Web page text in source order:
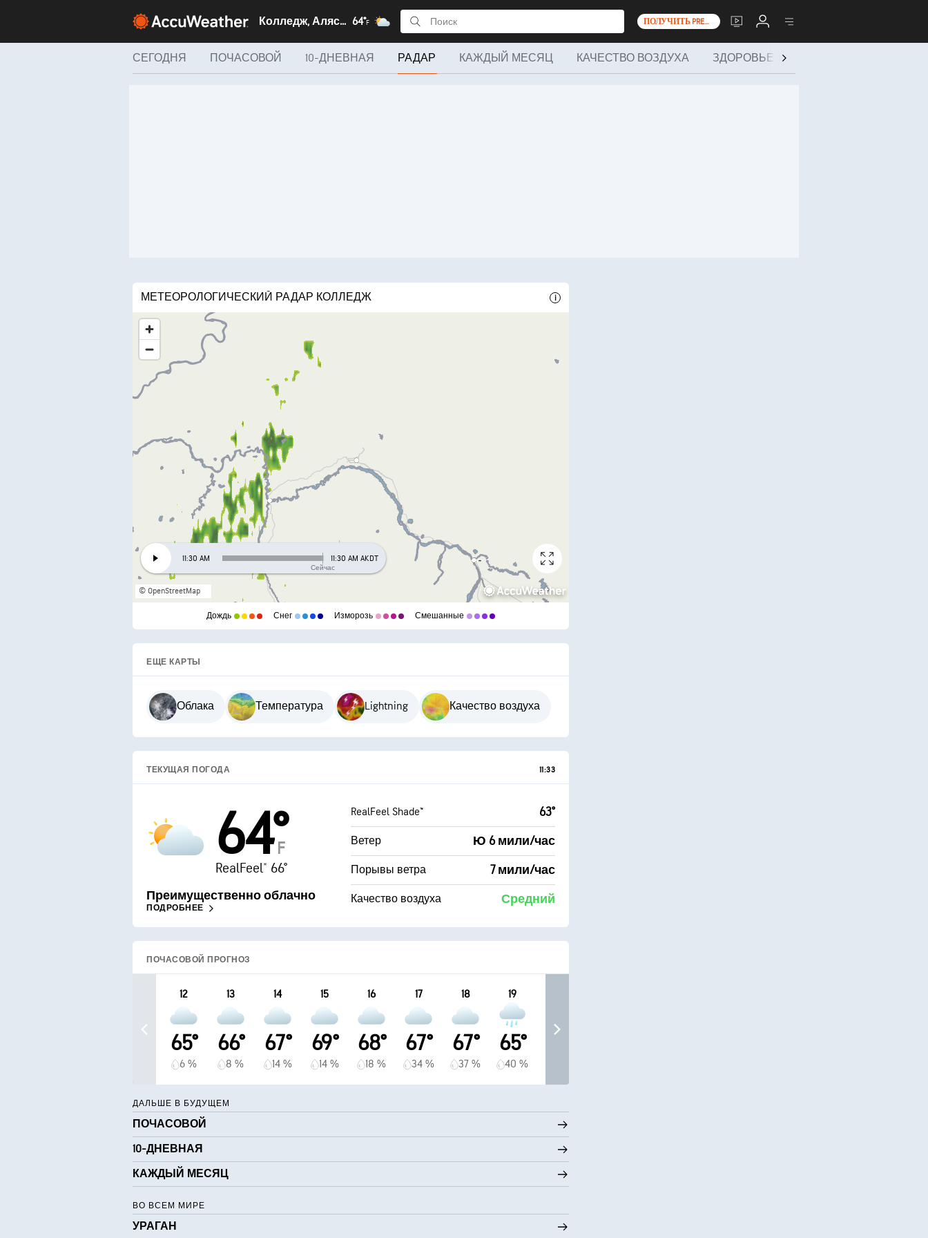
Колледж, Аляска 64°F ПОЛУЧИТЬ PREMIUM+
СЕГОДНЯ ПОЧАСОВОЙ 10-ДНЕВНАЯ РАДАР КАЖДЫЙ МЕСЯЦ КАЧЕСТВО ВОЗДУХА ЗДОРОВЬЕ И МЕРОПРИЯТИЯ
МЕТЕОРОЛОГИЧЕСКИЙ РАДАР КОЛЛЕДЖ
11:30 AM
Сейчас
11:30 AM AKDT
© OpenStreetMap
Дождь Снег Изморозь Смешанные
ЕЩЕ КАРТЫ
Облака Температура Lightning Качество воздуха
ТЕКУЩАЯ ПОГОДА 11:33
64°
F
RealFeel® 66°
Преимущественно облачно
ПОДРОБНЕЕ
RealFeel Shade™ 63°
Ветер Ю 6 мили/час
Порывы ветра 7 мили/час
Качество воздуха Средний
ПОЧАСОВОЙ ПРОГНОЗ
12
65°
6 %
13
66°
8 %
14
67°
14 %
15
69°
14 %
16
68°
18 %
17
67°
34 %
18
67°
37 %
19
65°
40 %
ДАЛЬШЕ В БУДУЩЕМ
ПОЧАСОВОЙ
10-ДНЕВНАЯ
КАЖДЫЙ МЕСЯЦ
ВО ВСЕМ МИРЕ
УРАГАН